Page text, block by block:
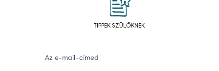
TIPPEK SZÜLŐKNEK
Az e-mail-címed